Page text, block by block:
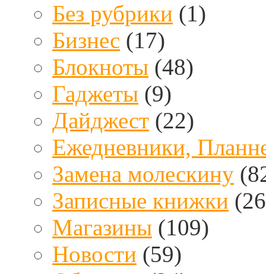
Без рубрики (1)
Бизнес (17)
Блокноты (48)
Гаджеты (9)
Дайджест (22)
Ежедневники,
Замена молескину
Записные книжки
Магазины (109)
Новости (59)